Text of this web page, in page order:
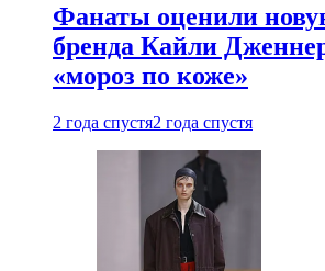
Фанаты оценили
бренда Кайли
«мороз по коже»
2 года спустя2 года спустя